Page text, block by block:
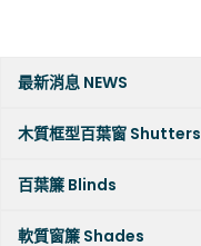
最新消息 NEWS
木質框型百葉窗 Shutters
百葉簾 Blinds
軟質窗簾 Shades